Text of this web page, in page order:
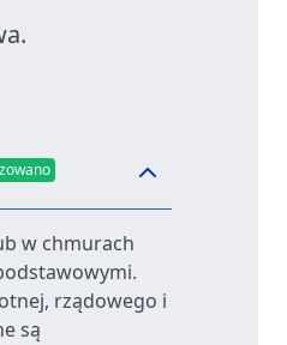
w chmurach
rządowego i
są